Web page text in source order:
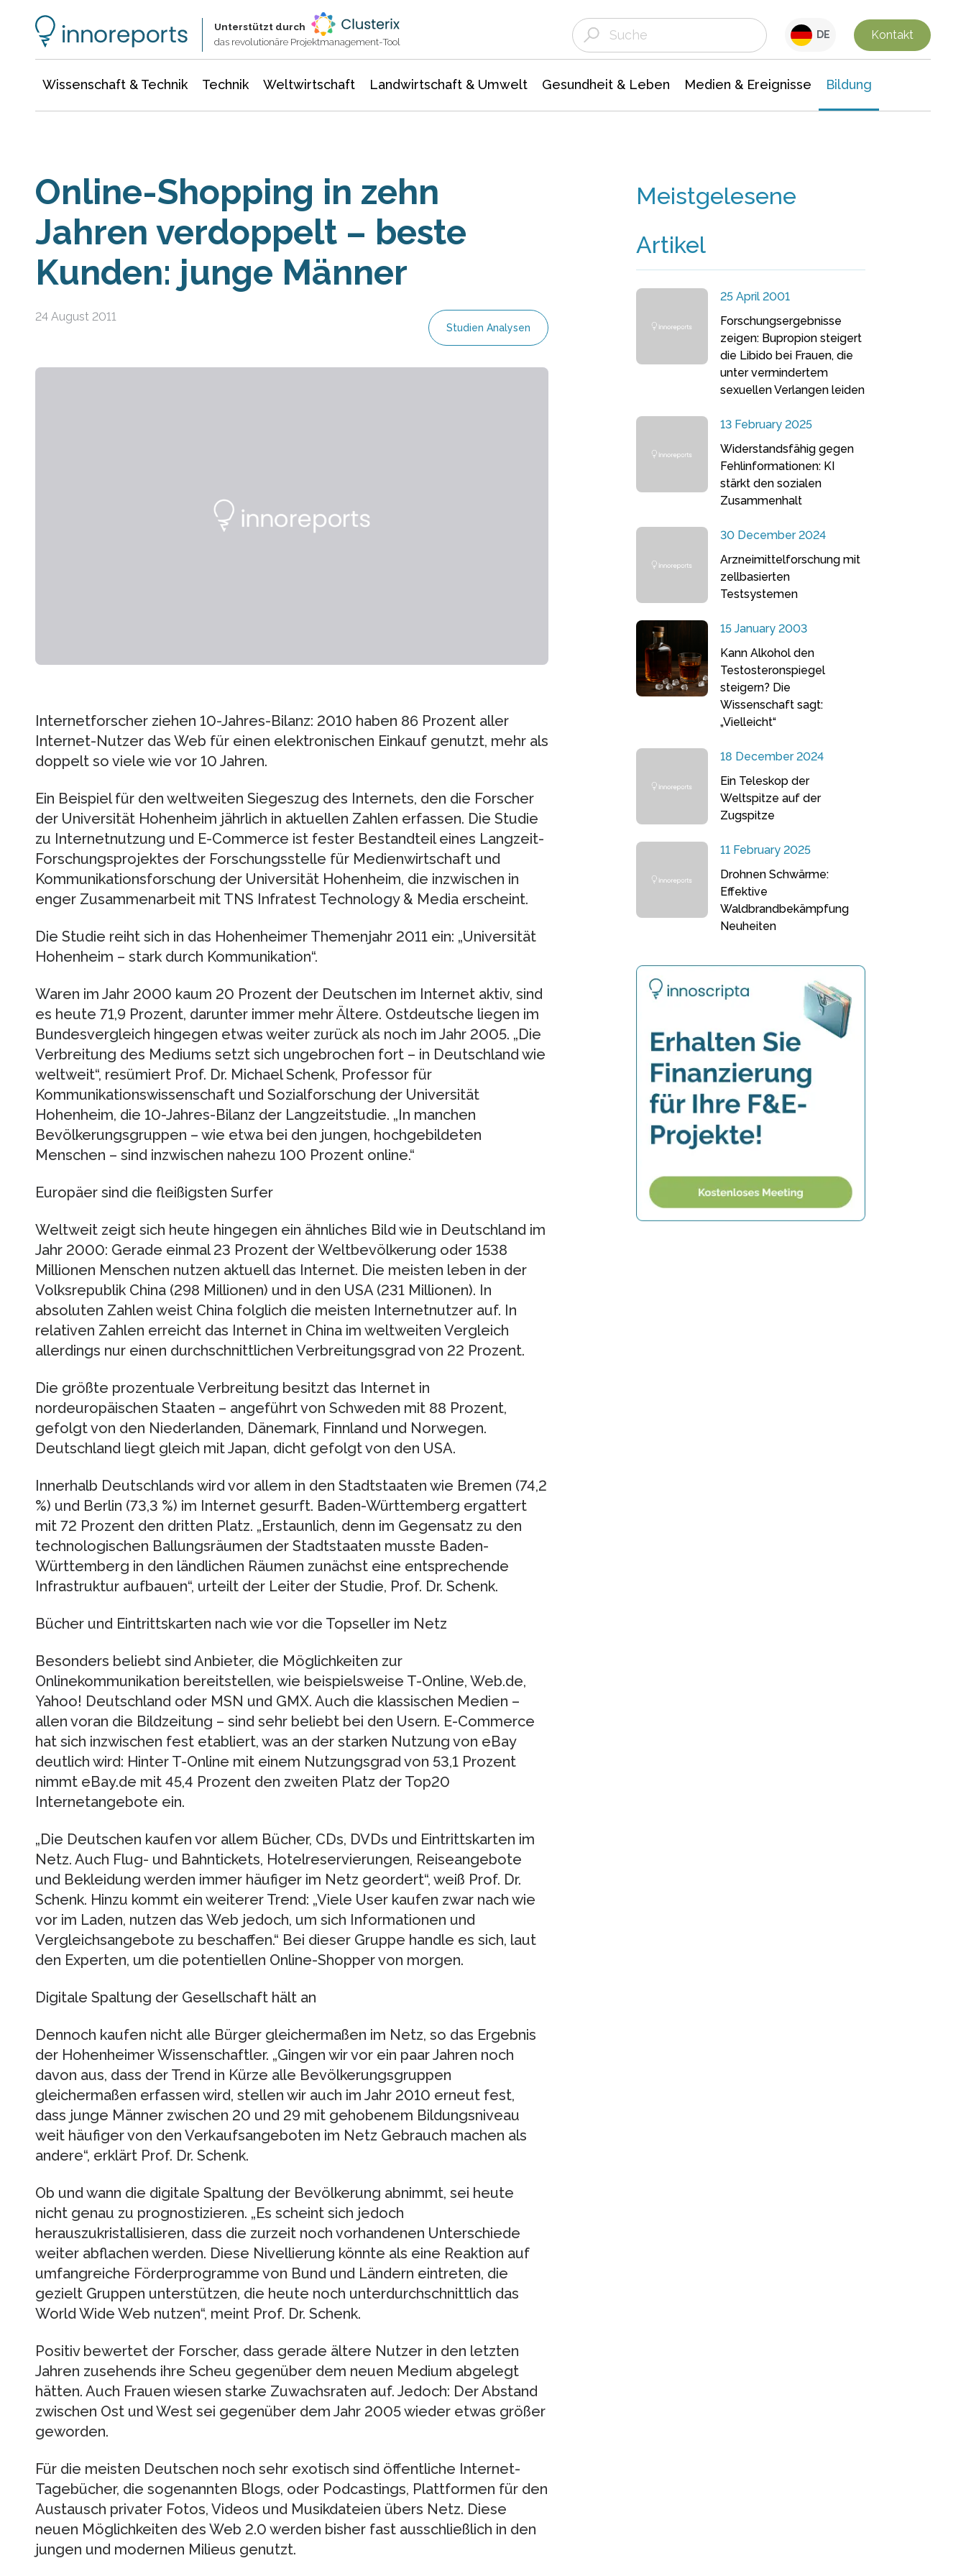
Unterstützt durch
das revolutionäre Projektmanagement-Tool
DE Kontakt
Wissenschaft & Technik Technik Weltwirtschaft Landwirtschaft & Umwelt Gesundheit & Leben Medien & Ereignisse Bildung
Online-Shopping in zehn
Jahren verdoppelt – beste
Kunden: junge Männer
24 August 2011
Studien Analysen
Internetforscher ziehen 10-Jahres-Bilanz: 2010 haben 86 Prozent aller
Internet-Nutzer das Web für einen elektronischen Einkauf genutzt, mehr als
doppelt so viele wie vor 10 Jahren.
Ein Beispiel für den weltweiten Siegeszug des Internets, den die Forscher
der Universität Hohenheim jährlich in aktuellen Zahlen erfassen. Die Studie
zu Internetnutzung und E-Commerce ist fester Bestandteil eines Langzeit-
Forschungsprojektes der Forschungsstelle für Medienwirtschaft und
Kommunikationsforschung der Universität Hohenheim, die inzwischen in
enger Zusammenarbeit mit TNS Infratest Technology & Media erscheint.
Die Studie reiht sich in das Hohenheimer Themenjahr 2011 ein: „Universität
Hohenheim – stark durch Kommunikation“.
Waren im Jahr 2000 kaum 20 Prozent der Deutschen im Internet aktiv, sind
es heute 71,9 Prozent, darunter immer mehr Ältere. Ostdeutsche liegen im
Bundesvergleich hingegen etwas weiter zurück als noch im Jahr 2005. „Die
Verbreitung des Mediums setzt sich ungebrochen fort – in Deutschland wie
weltweit“, resümiert Prof. Dr. Michael Schenk, Professor für
Kommunikationswissenschaft und Sozialforschung der Universität
Hohenheim, die 10-Jahres-Bilanz der Langzeitstudie. „In manchen
Bevölkerungsgruppen – wie etwa bei den jungen, hochgebildeten
Menschen – sind inzwischen nahezu 100 Prozent online.“
Europäer sind die fleißigsten Surfer
Weltweit zeigt sich heute hingegen ein ähnliches Bild wie in Deutschland im
Jahr 2000: Gerade einmal 23 Prozent der Weltbevölkerung oder 1538
Millionen Menschen nutzen aktuell das Internet. Die meisten leben in der
Volksrepublik China (298 Millionen) und in den USA (231 Millionen). In
absoluten Zahlen weist China folglich die meisten Internetnutzer auf. In
relativen Zahlen erreicht das Internet in China im weltweiten Vergleich
allerdings nur einen durchschnittlichen Verbreitungsgrad von 22 Prozent.
Die größte prozentuale Verbreitung besitzt das Internet in
nordeuropäischen Staaten – angeführt von Schweden mit 88 Prozent,
gefolgt von den Niederlanden, Dänemark, Finnland und Norwegen.
Deutschland liegt gleich mit Japan, dicht gefolgt von den USA.
Innerhalb Deutschlands wird vor allem in den Stadtstaaten wie Bremen (74,2
%) und Berlin (73,3 %) im Internet gesurft. Baden-Württemberg ergattert
mit 72 Prozent den dritten Platz. „Erstaunlich, denn im Gegensatz zu den
technologischen Ballungsräumen der Stadtstaaten musste Baden-
Württemberg in den ländlichen Räumen zunächst eine entsprechende
Infrastruktur aufbauen“, urteilt der Leiter der Studie, Prof. Dr. Schenk.
Bücher und Eintrittskarten nach wie vor die Topseller im Netz
Besonders beliebt sind Anbieter, die Möglichkeiten zur
Onlinekommunikation bereitstellen, wie beispielsweise T-Online, Web.de,
Yahoo! Deutschland oder MSN und GMX. Auch die klassischen Medien –
allen voran die Bildzeitung – sind sehr beliebt bei den Usern. E-Commerce
hat sich inzwischen fest etabliert, was an der starken Nutzung von eBay
deutlich wird: Hinter T-Online mit einem Nutzungsgrad von 53,1 Prozent
nimmt eBay.de mit 45,4 Prozent den zweiten Platz der Top20
Internetangebote ein.
„Die Deutschen kaufen vor allem Bücher, CDs, DVDs und Eintrittskarten im
Netz. Auch Flug- und Bahntickets, Hotelreservierungen, Reiseangebote
und Bekleidung werden immer häufiger im Netz geordert“, weiß Prof. Dr.
Schenk. Hinzu kommt ein weiterer Trend: „Viele User kaufen zwar nach wie
vor im Laden, nutzen das Web jedoch, um sich Informationen und
Vergleichsangebote zu beschaffen.“ Bei dieser Gruppe handle es sich, laut
den Experten, um die potentiellen Online-Shopper von morgen.
Digitale Spaltung der Gesellschaft hält an
Dennoch kaufen nicht alle Bürger gleichermaßen im Netz, so das Ergebnis
der Hohenheimer Wissenschaftler. „Gingen wir vor ein paar Jahren noch
davon aus, dass der Trend in Kürze alle Bevölkerungsgruppen
gleichermaßen erfassen wird, stellen wir auch im Jahr 2010 erneut fest,
dass junge Männer zwischen 20 und 29 mit gehobenem Bildungsniveau
weit häufiger von den Verkaufsangeboten im Netz Gebrauch machen als
andere“, erklärt Prof. Dr. Schenk.
Ob und wann die digitale Spaltung der Bevölkerung abnimmt, sei heute
nicht genau zu prognostizieren. „Es scheint sich jedoch
herauszukristallisieren, dass die zurzeit noch vorhandenen Unterschiede
weiter abflachen werden. Diese Nivellierung könnte als eine Reaktion auf
umfangreiche Förderprogramme von Bund und Ländern eintreten, die
gezielt Gruppen unterstützen, die heute noch unterdurchschnittlich das
World Wide Web nutzen“, meint Prof. Dr. Schenk.
Positiv bewertet der Forscher, dass gerade ältere Nutzer in den letzten
Jahren zusehends ihre Scheu gegenüber dem neuen Medium abgelegt
hätten. Auch Frauen wiesen starke Zuwachsraten auf. Jedoch: Der Abstand
zwischen Ost und West sei gegenüber dem Jahr 2005 wieder etwas größer
geworden.
Für die meisten Deutschen noch sehr exotisch sind öffentliche Internet-
Tagebücher, die sogenannten Blogs, oder Podcastings, Plattformen für den
Austausch privater Fotos, Videos und Musikdateien übers Netz. Diese
neuen Möglichkeiten des Web 2.0 werden bisher fast ausschließlich in den
jungen und modernen Milieus genutzt.
Meistgelesene
Artikel
25 April 2001
Forschungsergebnisse
zeigen: Bupropion steigert
die Libido bei Frauen, die
unter vermindertem
sexuellen Verlangen leiden
13 February 2025
Widerstandsfähig gegen
Fehlinformationen: KI
stärkt den sozialen
Zusammenhalt
30 December 2024
Arzneimittelforschung mit
zellbasierten
Testsystemen
15 January 2003
Kann Alkohol den
Testosteronspiegel
steigern? Die
Wissenschaft sagt:
„Vielleicht“
18 December 2024
Ein Teleskop der
Weltspitze auf der
Zugspitze
11 February 2025
Drohnen Schwärme:
Effektive
Waldbrandbekämpfung
Neuheiten